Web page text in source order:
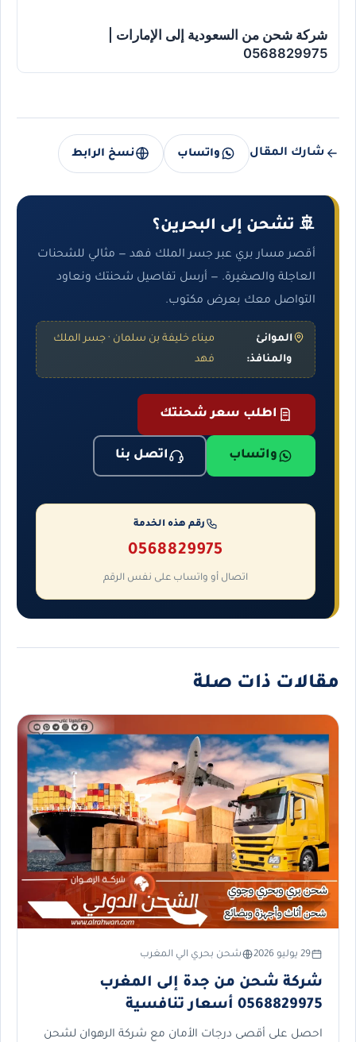
شركة شحن من السعودية إلى الإمارات |
0568829975
شارك المقال واتساب نسخ الرابط
🚢 تشحن إلى البحرين؟
أقصر مسار بري عبر جسر الملك فهد — مثالي للشحنات
العاجلة والصغيرة. — أرسل تفاصيل شحنتك ونعاود
التواصل معك بعرض مكتوب.
الموانئ
والمنافذ:
ميناء خليفة بن سلمان · جسر الملك
فهد
اطلب سعر شحنتك
واتساب اتصل بنا
رقم هذه الخدمة
0568829975
اتصال أو واتساب على نفس الرقم
مقالات ذات صلة
29 يوليو 2026 شحن بحري الي المغرب
شركة شحن من جدة إلى المغرب
0568829975 أسعار تنافسية
احصل على أقصى درجات الأمان مع شركة الرهوان لشحن